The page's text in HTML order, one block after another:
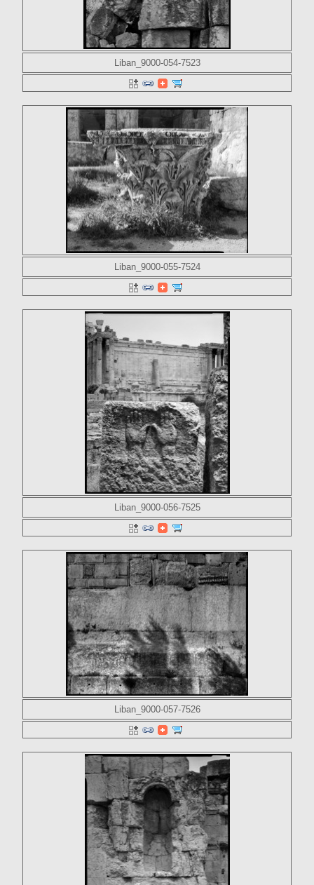
Liban_9000-054-7523
Liban_9000-055-7524
Liban_9000-056-7525
Liban_9000-057-7526